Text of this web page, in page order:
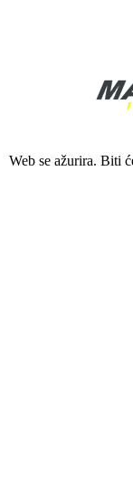
Web se ažurira. Biti